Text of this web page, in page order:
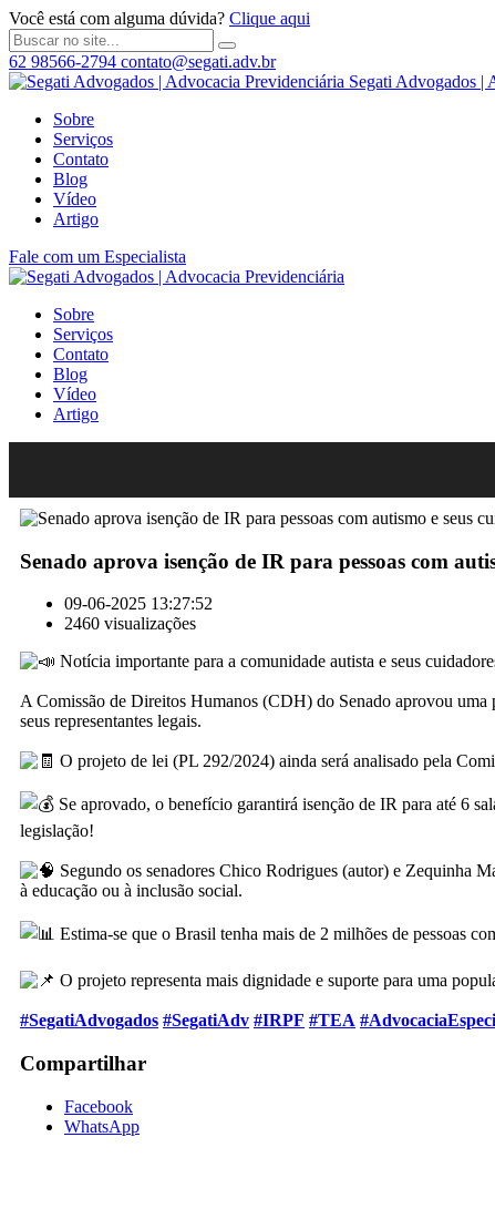
Você está com alguma dúvida? Clique aqui
62 98566-2794 contato@segati.adv.br
Segati Advogados |
Sobre
Serviços
Contato
Blog
Vídeo
Artigo
Fale com um Especialista
Sobre
Serviços
Contato
Blog
Vídeo
Artigo
Senado aprova isenção de IR para pessoas com
09-06-2025 13:27:52
2460 visualizações
Notícia importante para a comunidade autista e seus
A Comissão de Direitos Humanos (CDH) do Senado aprovou uma
seus representantes legais.
O projeto de lei (PL 292/2024) ainda será analisado pela
Se aprovado, o benefício garantirá isenção de IR para até 6
legislação!
Segundo os senadores Chico Rodrigues (autor) e Zequinha
à educação ou à inclusão social.
Estima-se que o Brasil tenha mais de 2 milhões de pessoas
O projeto representa mais dignidade e suporte para uma
#SegatiAdvogados #SegatiAdv #IRPF #TEA
Compartilhar
Facebook
WhatsApp